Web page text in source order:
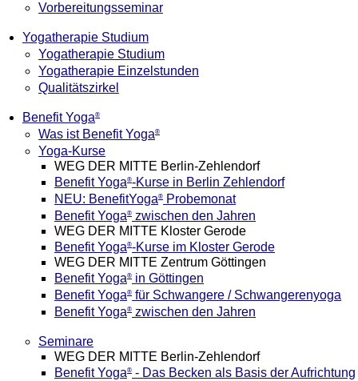
Vorbereitungsseminar
Yogatherapie Studium
Yogatherapie Studium
Yogatherapie Einzelstunden
Qualitätszirkel
Benefit Yoga®
Was ist Benefit Yoga®
Yoga-Kurse
WEG DER MITTE Berlin-Zehlendorf
Benefit Yoga®-Kurse in Berlin Zehlendorf
NEU: BenefitYoga®
Probemonat
Benefit Yoga® zwischen den Jahren
WEG DER MITTE Kloster Gerode
Benefit Yoga®-Kurse im Kloster Gerode
WEG DER MITTE Zentrum Göttingen
Benefit Yoga® in Göttingen
Benefit Yoga® für Schwangere / Schwangerenyoga
Benefit Yoga® zwischen den Jahren
Seminare
WEG DER MITTE Berlin-Zehlendorf
Benefit Yoga® - Das Becken als Basis der Aufrichtung